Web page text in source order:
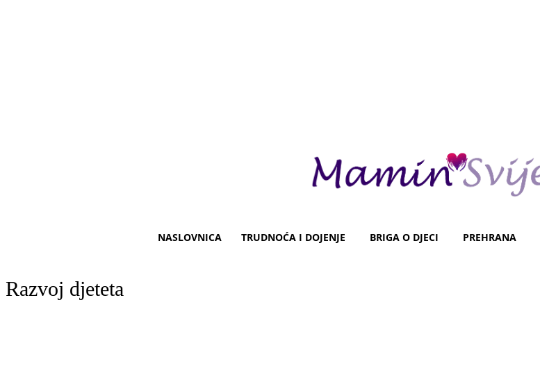
NASLOVNICA TRUDNOĆA I DOJENJE BRIGA O DJECI PREHRANA
Razvoj djeteta